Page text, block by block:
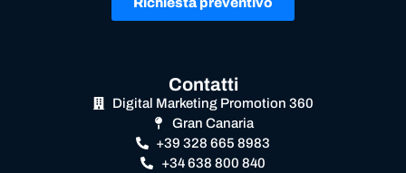
Contatti
Digital Marketing Promotion 360
Gran Canaria
+39 328 665 8983
+34 638 800 840